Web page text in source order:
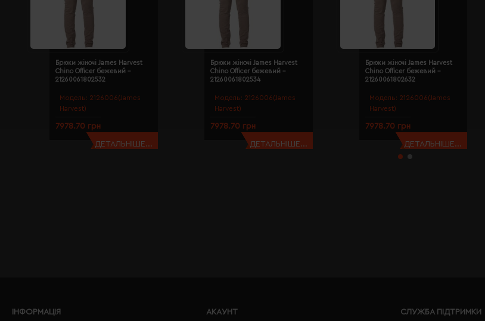
Модель: 2126006(James
Harvest)
Брюки жіночі James Harvest
Chino Officer бежевий -
21260061802532
7978.70 грн
ДЕТАЛЬНІШЕ...
Модель: 2126006(James
Harvest)
Брюки жіночі James Harvest
Chino Officer бежевий -
21260061802534
7978.70 грн
ДЕТАЛЬНІШЕ...
Модель: 2126006(James
Harvest)
Брюки жіночі James Harvest
Chino Officer бежевий -
21260061802632
7978.70 грн
ДЕТАЛЬНІШЕ...
ІНФОРМАЦІЯ АКАУНТ СЛУЖБА ПІДТРИМКИ